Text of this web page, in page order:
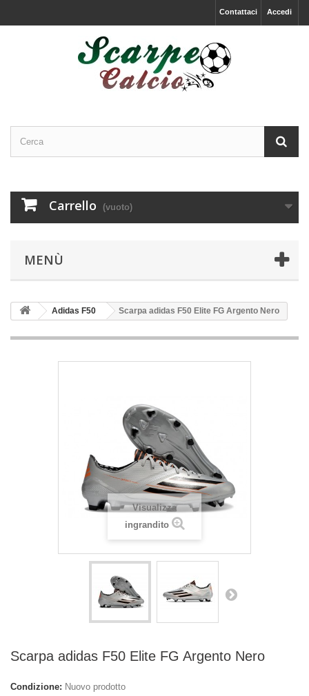
Accedi
Contattaci
Carrello (vuoto)
MENÙ
Adidas F50 Scarpa adidas F50 Elite FG Argento Nero
Visualizza
ingrandito
Scarpa adidas F50 Elite FG Argento Nero
Condizione: Nuovo prodotto